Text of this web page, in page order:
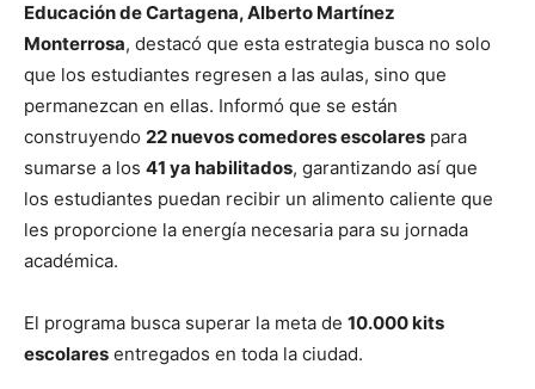
Educación de Cartagena, Alberto Martínez
Monterrosa, destacó que esta estrategia busca no solo
que los estudiantes regresen a las aulas, sino que
permanezcan en ellas. Informó que se están
construyendo 22 nuevos comedores escolares para
sumarse a los 41 ya habilitados, garantizando así que
los estudiantes puedan recibir un alimento caliente que
les proporcione la energía necesaria para su jornada
académica.
El programa busca superar la meta de 10.000 kits
escolares entregados en toda la ciudad.